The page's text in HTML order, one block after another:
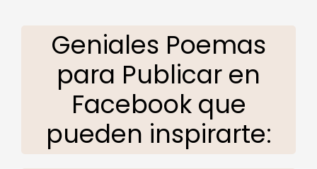
Geniales Poemas
para Publicar en
Facebook que
pueden inspirarte: